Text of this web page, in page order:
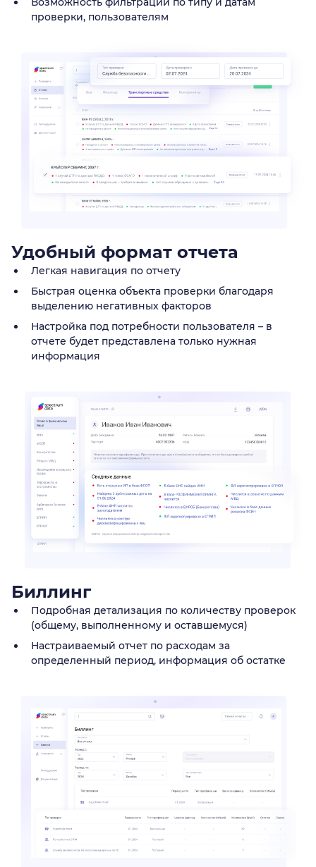
проверки, пользователям
Удобный формат отчета
Легкая навигация по отчету
Быстрая оценка объекта проверки благодаря
выделению негативных факторов
Настройка под потребности пользователя – в
отчете будет представлена только нужная
информация
Биллинг
Подробная детализация по количеству проверок
(общему, выполненному и оставшемуся)
Настраиваемый отчет по расходам за
определенный период, информация об остатке